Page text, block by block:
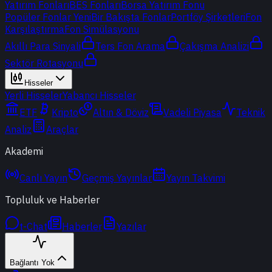
Yatırım FonlarıBES FonlarıBorsa Yatırım Fonu
Popüler Fonlar YeniBir Bakışta FonlarPortföy ŞirketleriFon
KarşılaştırmaFon Simülasyonu
Akıllı Para Sinyali
Ters Fon Arama
Çakışma Analizi
Sektör Rotasyonu
Hisseler
Yerli HisselerYabancı Hisseler
ETF
Kripto Altın & Döviz Vadeli Piyasa
Teknik
Analiz
Araçlar
Akademi
Canlı Yayın Geçmiş Yayınlar
Yayın Takvimi
Topluluk ve Haberler
t-Chat Haberler Yazılar
Bağlantı Yok